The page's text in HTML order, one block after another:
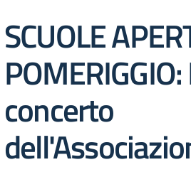
SCUOLE
concerto